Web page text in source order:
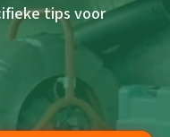
tips voor